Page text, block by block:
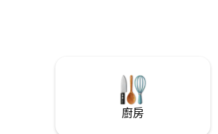
新現代化房源！ ！二樓步行即可抵達
廚房